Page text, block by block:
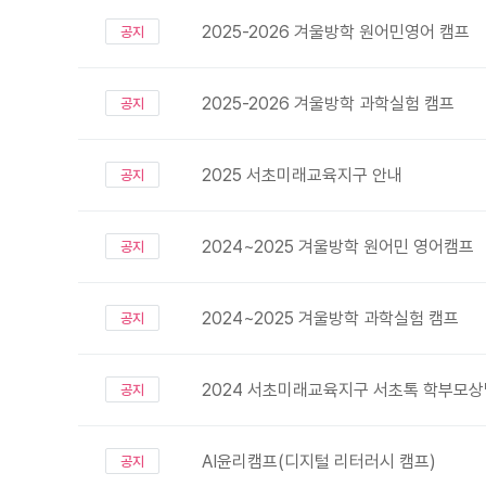
공지 2025-2026 겨울방학 원어민영어 캠프
공지 2025-2026 겨울방학 과학실험 캠프
공지 2025 서초미래교육지구 안내
공지 2024~2025 겨울방학 원어민 영어캠프
공지 2024~2025 겨울방학 과학실험 캠프
공지 2024 서초미래교육지구 서초톡 학부모
공지 AI윤리캠프(디지털 리터러시 캠프)